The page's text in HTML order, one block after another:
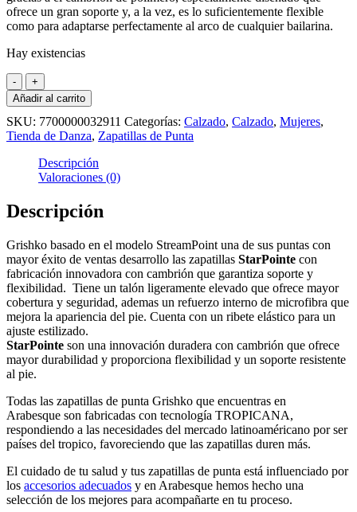
ofrece un gran soporte y, a la vez, es lo suficientemente flexible
como para adaptarse perfectamente al arco de cualquier bailarina.
Hay existencias
Grishko
StarPointe
zapatillas
de
punta
Añadir al carrito
SKU: 7700000032911 Categorías: Calzado, Calzado, Mujeres,
Tienda de Danza, Zapatillas de Punta
Descripción
Valoraciones (0)
Descripción
Grishko basado en el modelo StreamPoint una de sus puntas con
mayoréxito de ventas desarrollo las zapatillas StarPointe con
fabricación innovadora con cambrión que garantiza soporte y
flexibilidad. Tiene un talón ligeramente elevado que ofrece mayor
cobertura y seguridad, ademas un refuerzo interno de microfibra que
mejora la apariencia del pie. Cuenta con un ribete elástico para un
ajuste estilizado.
StarPointe son una innovación duradera con cambrión que ofrece
mayor durabilidad y proporciona flexibilidad y un soporte resistente
al pie.
Todas las zapatillas de punta Grishko que encuentras en
Arabesque son fabricadas con tecnología TROPICANA,
respondiendo a las necesidades del mercado latinoaméricano por ser
países del tropico, favoreciendo que las zapatillas duren más.
El cuidado de tu salud y tus zapatillas de punta está influenciado por
los accesorios adecuados y en Arabesque hemos hecho una
selección de los mejores para acompañarte en tu proceso.